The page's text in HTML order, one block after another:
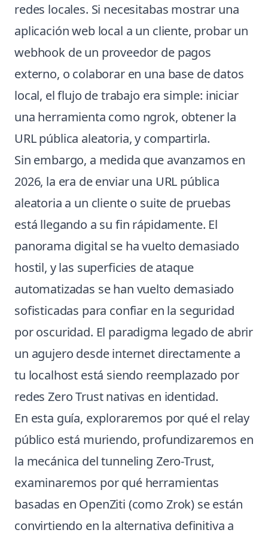
redes locales. Si necesitabas mostrar una
aplicación web local a un cliente, probar un
webhook de un proveedor de pagos
externo, o colaborar en una base de datos
local, el flujo de trabajo era simple: iniciar
una herramienta como ngrok, obtener la
URL pública aleatoria, y compartirla.
Sin embargo, a medida que avanzamos en
2026, la era de enviar una URL pública
aleatoria a un cliente o suite de pruebas
está llegando a su fin rápidamente. El
panorama digital se ha vuelto demasiado
hostil, y las superficies de ataque
automatizadas se han vuelto demasiado
sofisticadas para confiar en la seguridad
por oscuridad. El paradigma legado de abrir
un agujero desde internet directamente a
tu localhost está siendo reemplazado por
redes Zero Trust nativas en identidad.
En esta guía, exploraremos por qué el relay
público está muriendo, profundizaremos en
la mecánica del tunneling Zero-Trust,
examinaremos por qué herramientas
basadas en OpenZiti (como Zrok) se están
convirtiendo en la alternativa definitiva a